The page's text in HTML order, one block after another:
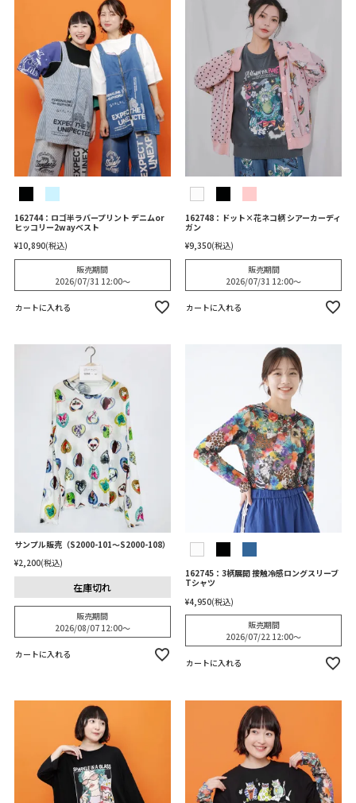
162744：ロゴ半ラバープリント デニムor
ヒッコリー2wayベスト
¥10,890 税込
販売期間
2026/07/31 12:00〜
カートに入れる
162748：ドット×花ネコ柄 シアーカーディ
ガン
¥9,350 税込
販売期間
2026/07/31 12:00〜
カートに入れる
サンプル販売（S2000-101～S2000-108）
¥2,200 税込
在庫切れ
販売期間
2026/08/07 12:00〜
カートに入れる
162745：3柄展開 接触冷感ロングスリーブ
Tシャツ
¥4,950 税込
販売期間
2026/07/22 12:00〜
カートに入れる